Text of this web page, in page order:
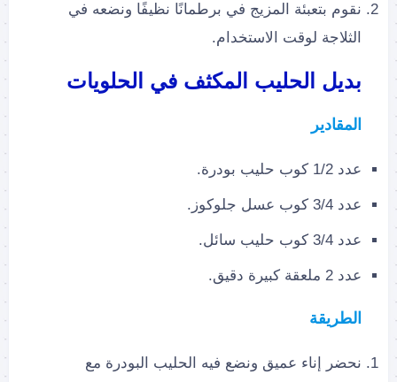
نقوم بتعبئة المزيج في برطمانًا نظيفًا ونضعه في
الثلاجة لوقت الاستخدام.
بديل الحليب المكثف في الحلويات
المقادير
عدد 1/2 كوب حليب بودرة.
عدد 3/4 كوب عسل جلوكوز.
عدد 3/4 كوب حليب سائل.
عدد 2 ملعقة كبيرة دقيق.
الطريقة
نحضر إناء عميق ونضع فيه الحليب البودرة مع